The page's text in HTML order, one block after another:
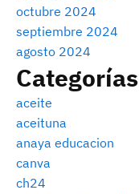
octubre 2024
septiembre 2024
agosto 2024
Categorías
aceite
aceituna
anaya educacion
canva
ch24